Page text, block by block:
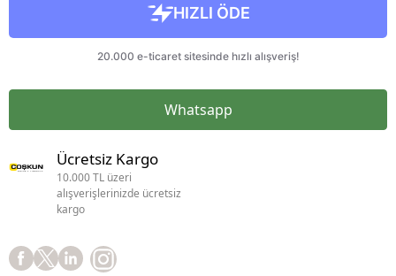
Whatsapp
Ücretsiz Kargo
10.000 TL üzeri
alışverişlerinizde ücretsiz
kargo